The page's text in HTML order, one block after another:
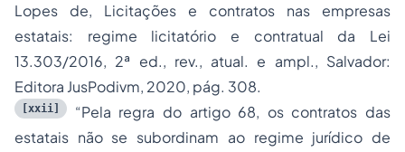
Lopes de, Licitações e contratos nas empresas
estatais: regime licitatório e contratual da Lei
13.303/2016, 2ª ed., rev., atual. e ampl., Salvador:
Editora JusPodivm, 2020, pág. 308.
[xxii]
“Pela regra do artigo 68, os contratos das
estatais não se subordinam ao regime jurídico de